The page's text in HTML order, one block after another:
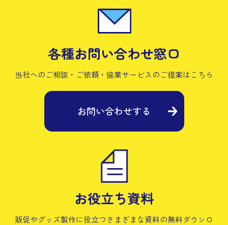
各種お問い合わせ窓口
当社へのご相談・ご依頼・協業サービスのご提案はこちら
お問い合わせする
お役立ち資料
販促やグッズ製作に役立つさまざまな資料の無料ダウンロ